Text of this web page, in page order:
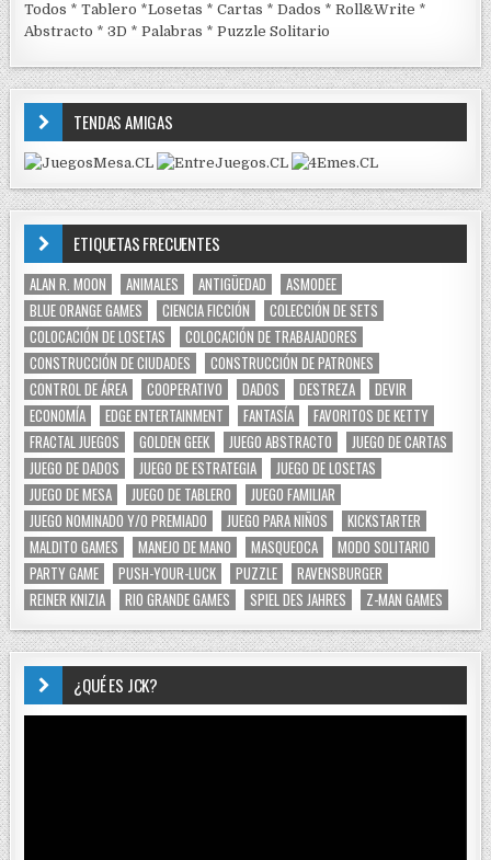
Todos *Tablero *Losetas *Cartas *Dados *Roll&Write *
Abstracto *3D *Palabras *Puzzle Solitario
TENDAS AMIGAS
ETIQUETAS FRECUENTES
ALAN R. MOON ANIMALES ANTIGÜEDAD
ASMODEE
BLUE ORANGE GAMES
CIENCIA FICCIÓN
COLECCIÓN DE SETS
COLOCACIÓN DE LOSETAS
COLOCACIÓN DE TRABAJADORES
CONSTRUCCIÓN DE CIUDADES
CONSTRUCCIÓN DE PATRONES
CONTROL DE ÁREA
COOPERATIVO DADOS DESTREZA
DEVIR
ECONOMÍA
EDGE ENTERTAINMENT FANTASÍA
FAVORITOS DE KETTY
FRACTAL JUEGOS
GOLDEN GEEK JUEGO ABSTRACTO
JUEGO DE CARTAS
JUEGO DE DADOS
JUEGO DE ESTRATEGIA
JUEGO DE LOSETAS
JUEGO DE MESA
JUEGO DE TABLERO
JUEGO FAMILIAR
JUEGO NOMINADO Y/O PREMIADO
JUEGO PARA NIÑOS
KICKSTARTER
MALDITO GAMES
MANEJO DE MANO MASQUEOCA
MODO SOLITARIO
PARTY GAME
PUSH-YOUR-LUCK PUZZLE
RAVENSBURGER
REINER KNIZIA
RIO GRANDE GAMES SPIEL DES JAHRES Z-MAN GAMES
¿QUÉ ES JCK?